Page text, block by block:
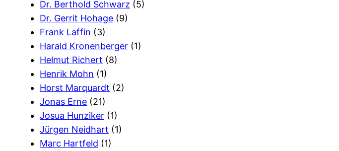
Dr. Berthold Schwarz (5)
Dr. Gerrit Hohage (9)
Frank Laffin (3)
Harald Kronenberger (1)
Helmut Richert (8)
Henrik Mohn (1)
Horst Marquardt (2)
Jonas Erne (21)
Josua Hunziker (1)
Jürgen Neidhart (1)
Marc Hartfeld (1)